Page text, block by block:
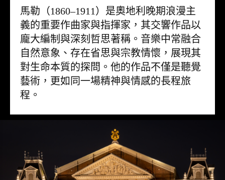
馬勒（1860–1911）是奧地利晚期浪漫主
義的重要作曲家與指揮家，其交響作品以
龐大編制與深刻哲思著稱。音樂中常融合
自然意象、存在省思與宗教情懷，展現其
對生命本質的探問。他的作品不僅是聽覺
藝術，更如同一場精神與情感的長程旅
程。